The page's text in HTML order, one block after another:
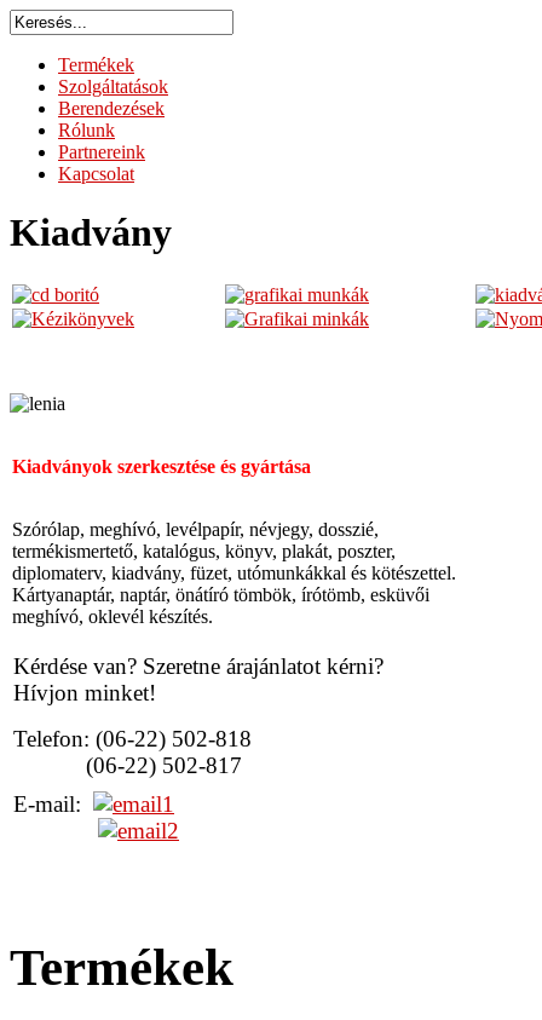
Termékek
Szolgáltatások
Berendezések
Rólunk
Partnereink
Kapcsolat
Kiadvány
Kiadványok szerkesztése és gyártása
Szórólap, meghívó, levélpapír, névjegy, dosszié,
termékismertető, katalógus, könyv, plakát, poszter,
diplomaterv, kiadvány, füzet, utómunkákkal és kötészettel.
Kártyanaptár, naptár, önátíró tömbök, írótömb, esküvői
meghívó, oklevél készítés.
Kérdése van? Szeretne árajánlatot kérni?
Hívjon minket!
Telefon: (06-22) 502-818
(06-22) 502-817
E-mail:
Termékek